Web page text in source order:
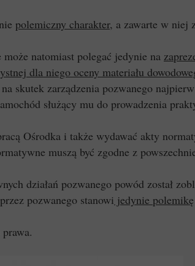
polemiczny charakter, a zawarte w niej
natomiast polegać jedynie na
dla niego oceny materiału
skutek zarządzenia pozwanego
służący mu do prowadzenia
Ośrodka i także wydawać akty
muszą być zgodne z
działań pozwanego powód został
pozwanego stanowi jedynie polemikę